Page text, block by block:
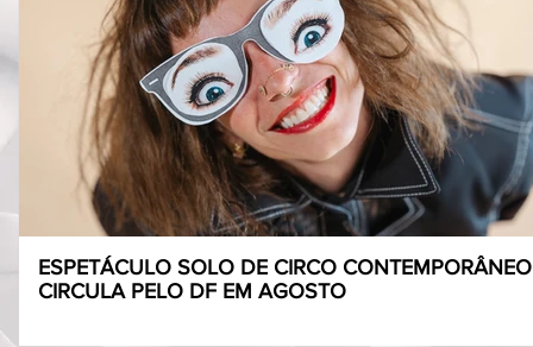
ESPETÁCULO SOLO DE CIRCO CONTEMPORÂNEO
CIRCULA PELO DF EM AGOSTO